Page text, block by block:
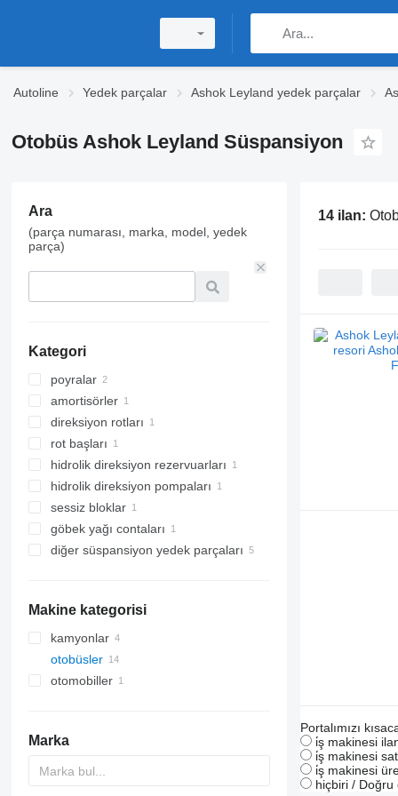
Autoline Yedek parçalar Ashok Leyland yedek parçalar
Otobüs Ashok Leyland Süspansiyon
Ara
(parça numarası, marka, model, yedek
parça)
Kategori
poyralar
amortisörler
direksiyon rotları
rot başları
hidrolik direksiyon rezervuarları
hidrolik direksiyon pompaları
sessiz bloklar
göbek yağı contaları
diğer süspansiyon yedek parçaları
Makine kategorisi
kamyonlar
otobüsler
otomobiller
Marka
14 ilan:
Portalımızı
i̇ş makinesi
i̇ş makinesi
i̇ş makinesi
hiçbiri / Doğru